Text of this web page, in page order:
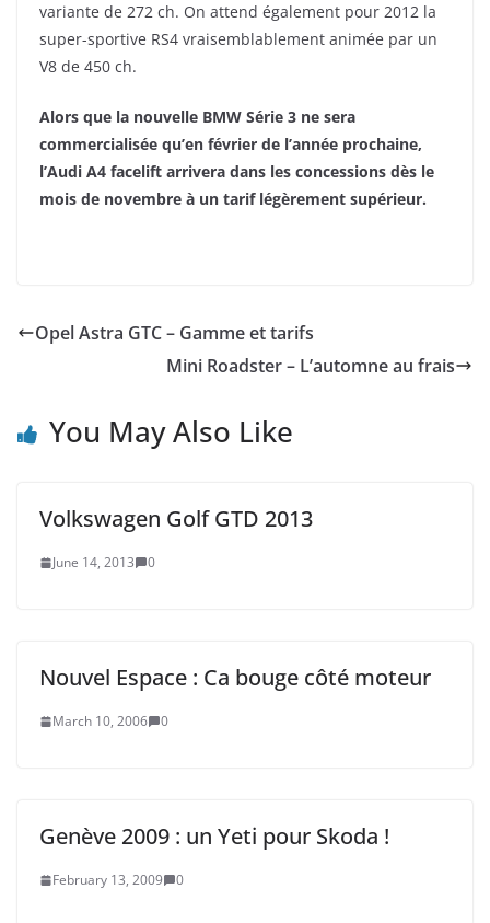
variante de 272 ch. On attend également pour 2012 la
super-sportive RS4 vraisemblablement animée par un
V8 de 450 ch.
Alors que la nouvelle BMW Série 3 ne sera
commercialisée qu’en février de l’année prochaine,
l’Audi A4 facelift arrivera dans les concessions dès le
mois de novembre à un tarif légèrement supérieur.
Opel Astra GTC – Gamme et tarifs
Mini Roadster – L’automne au frais
You May Also Like
Volkswagen Golf GTD 2013
June 14, 2013 0
Nouvel Espace : Ca bouge côté moteur
March 10, 2006 0
Genève 2009 : un Yeti pour Skoda !
February 13, 2009 0